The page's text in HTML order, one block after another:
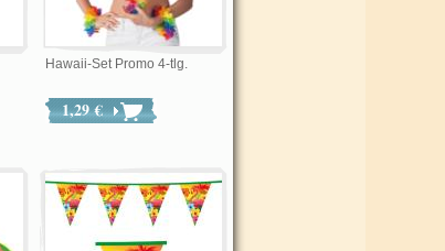
Hawaii-Set Promo 4-tlg.
1,29 €